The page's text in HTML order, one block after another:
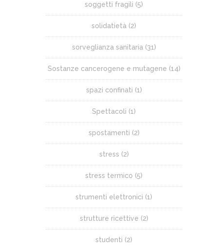
soggetti fragili (5)
solidatietà (2)
sorveglianza sanitaria (31)
Sostanze cancerogene e mutagene (14)
spazi confinati (1)
Spettacoli (1)
spostamenti (2)
stress (2)
stress termico (5)
strumenti elettronici (1)
strutture ricettive (2)
studenti (2)